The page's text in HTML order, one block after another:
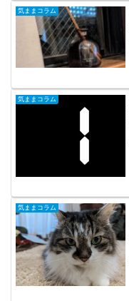
気ままコラム
気ままコラム
気ままコラム